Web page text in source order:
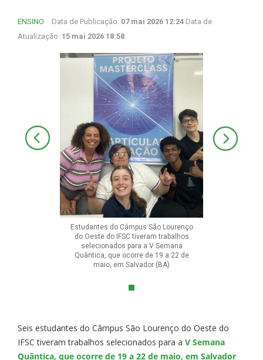
ENSINO Data de Publicação: 07 mai 2026 12:24 Data de
Atualização: 15 mai 2026 18:58
Estudantes do Câmpus São Lourenço
do Oeste do IFSC tiveram trabalhos
selecionados para a V Semana
Quântica, que ocorre de 19 a 22 de
maio, em Salvador (BA)
Seis estudantes do Câmpus São Lourenço do Oeste do
IFSC tiveram trabalhos selecionados para a V Semana
Quântica, que ocorre de 19 a 22 de maio, em Salvador